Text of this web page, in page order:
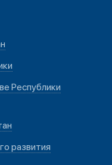
Республики
развития